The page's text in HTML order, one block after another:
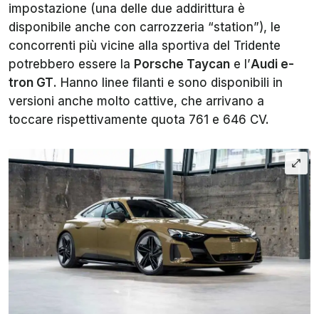
impostazione (una delle due addirittura è
disponibile anche con carrozzeria “station”), le
concorrenti più vicine alla sportiva del Tridente
potrebbero essere la Porsche Taycan e l’Audi e-
tron GT. Hanno linee filanti e sono disponibili in
versioni anche molto cattive, che arrivano a
toccare rispettivamente quota 761 e 646 CV.